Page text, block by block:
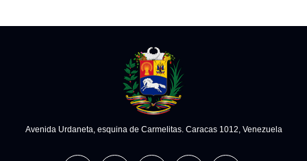
Avenida Urdaneta, esquina de Carmelitas. Caracas 1012, Venezuela